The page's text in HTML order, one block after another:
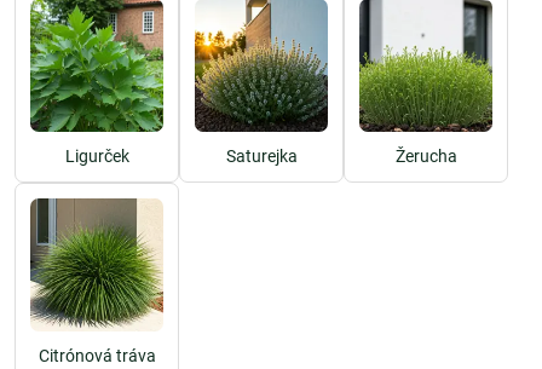
Ligurček Saturejka Žerucha
Citrónová tráva